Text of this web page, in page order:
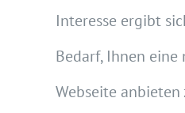
Interesse ergibt
Bedarf, Ihnen
Webseite